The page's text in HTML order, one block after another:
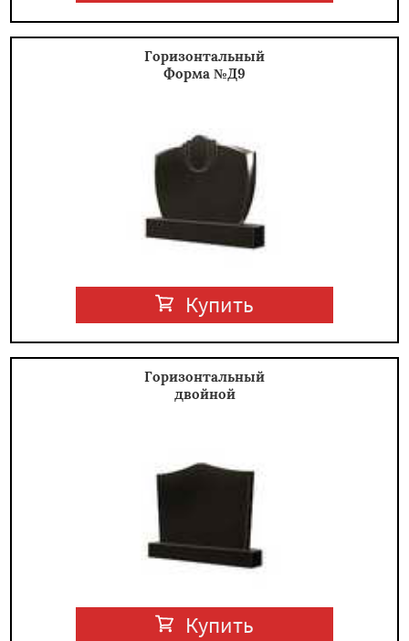
Горизонтальный
Форма №Д9
Купить
Горизонтальный
двойной
Купить